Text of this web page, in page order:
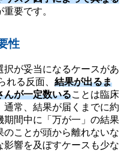
要です。
性
が妥当になるケースがあ
れる反面、 結果が出るま
んが一定数いることは臨床
常、結果が届くまでに約
期間中に「万が一」の結果
のことが頭から離れないな
影響を及ぼすケースも少な